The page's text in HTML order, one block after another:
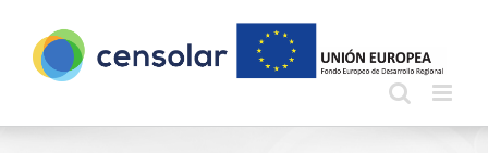
contenido